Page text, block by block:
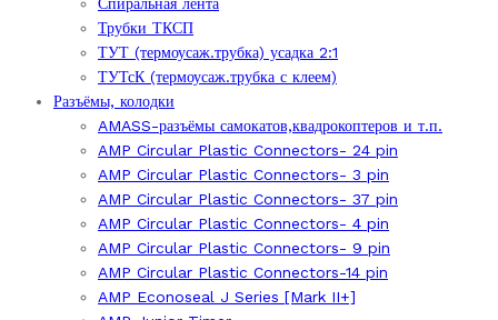
Трубки ТКСП
ТУТ (термоусаж.трубка) усадка 2:1
ТУТсК (термоусаж.трубка с клеем)
Разъёмы, колодки
AMASS-разъёмы самокатов,квадрокоптеров и т.п.
AMP Circular Plastic Connectors- 24 pin
AMP Circular Plastic Connectors- 3 pin
AMP Circular Plastic Connectors- 37 pin
AMP Circular Plastic Connectors- 4 pin
AMP Circular Plastic Connectors- 9 pin
AMP Circular Plastic Connectors-14 pin
AMP Econoseal J Series [Mark II+]